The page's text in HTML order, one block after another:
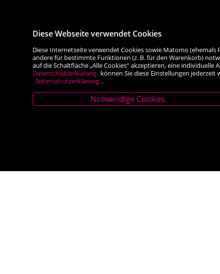
Stammhaus Kirchschlag
Öffnungszeiten
Filiale
Diese Webseite verwendet Cookies
Diese Internetseite verwendet Cookies sowie Matomo
andere für bestimmte Funktionen (z. B. für den Warenkorb)
auf die Schaltfläche „Alle Cookies“ akzeptieren, eine
Datenschutzerklärung können Sie diese Einstellungen
Datenschutzerklärung .
Notwendige Cookies